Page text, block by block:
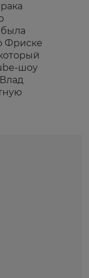
Фриске
шоу